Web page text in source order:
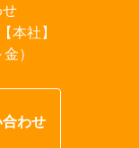
わせ
【本社】
）